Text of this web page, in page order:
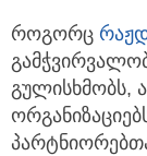
როგორც
გულისხმობს,